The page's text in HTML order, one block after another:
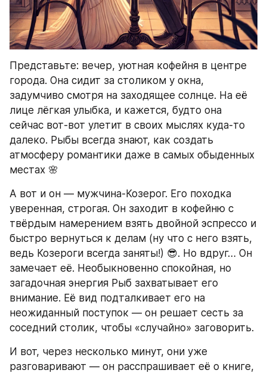
Представьте: вечер, уютная кофейня в центре
города. Она сидит за столиком у окна,
задумчиво смотря на заходящее солнце. На её
лице лёгкая улыбка, и кажется, будто она
сейчас вот-вот улетит в своих мыслях куда-то
далеко. Рыбы всегда знают, как создать
атмосферу романтики даже в самых обыденных
местах 🌸
А вот и он — мужчина-Козерог. Его походка
уверенная, строгая. Он заходит в кофейню с
твёрдым намерением взять двойной эспрессо и
быстро вернуться к делам (ну что с него взять,
ведь Козероги всегда заняты!) 😎. Но вдруг… Он
замечает её. Необыкновенно спокойная, но
загадочная энергия Рыб захватывает его
внимание. Её вид подталкивает его на
неожиданный поступок — он решает сесть за
соседний столик, чтобы «случайно» заговорить.
И вот, через несколько минут, они уже
разговаривают — он расспрашивает её о книге,